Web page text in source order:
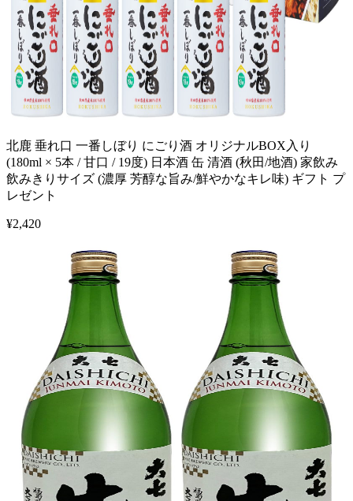
北鹿 垂れ口 一番しぼり にごり酒 オリジナルBOX入り
(180ml × 5本 / 甘口 / 19度) 日本酒 缶 清酒 (秋田/地酒) 家飲み
飲みきりサイズ (濃厚 芳醇な旨み/鮮やかなキレ味) ギフト プ
レゼント
¥2,420